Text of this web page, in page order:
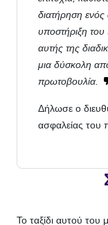
διατήρηση
υποστήριξη
αυτής της
μια δύσκολη
πρωτοβουλία.
Δήλωσε ο
ασφαλείας του
Το ταξίδι αυτού